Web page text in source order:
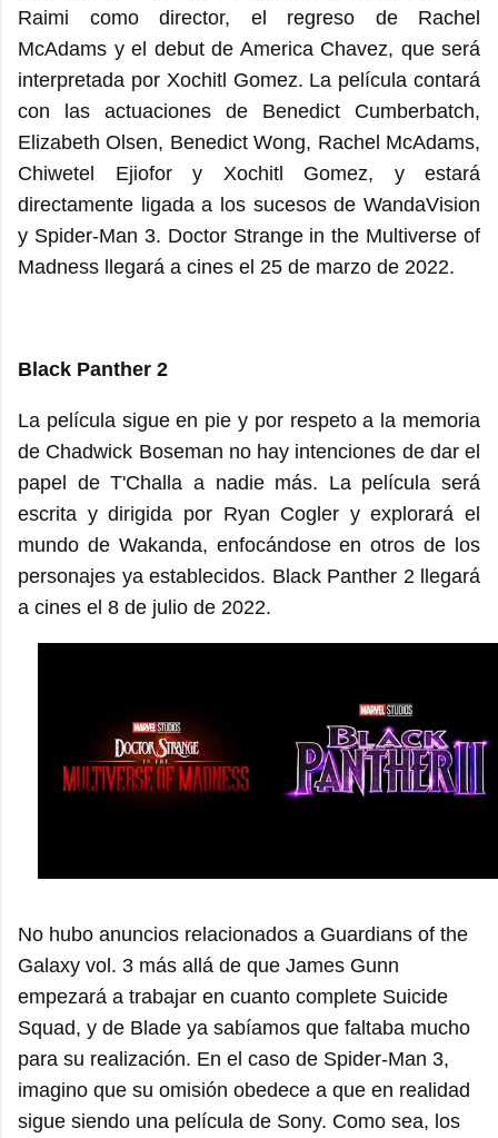
Raimi como director, el regreso de Rachel
McAdams y el debut de America Chavez, que será
interpretada por Xochitl Gomez. La película contará
con las actuaciones de Benedict Cumberbatch,
Elizabeth Olsen, Benedict Wong, Rachel McAdams,
Chiwetel Ejiofor y Xochitl Gomez, y estará
directamente ligada a los sucesos de WandaVision
y Spider-Man 3. Doctor Strange in the Multiverse of
Madness llegará a cines el 25 de marzo de 2022.
Black Panther 2
La película sigue en pie y por respeto a la memoria
de Chadwick Boseman no hay intenciones de dar el
papel de T'Challa a nadie más. La película será
escrita y dirigida por Ryan Cogler y explorará el
mundo de Wakanda, enfocándose en otros de los
personajes ya establecidos. Black Panther 2 llegará
a cines el 8 de julio de 2022.
No hubo anuncios relacionados a Guardians of the
Galaxy vol. 3 más allá de que James Gunn
empezará a trabajar en cuanto complete Suicide
Squad, y de Blade ya sabíamos que faltaba mucho
para su realización. En el caso de Spider-Man 3,
imagino que su omisión obedece a que en realidad
sigue siendo una película de Sony. Como sea, los